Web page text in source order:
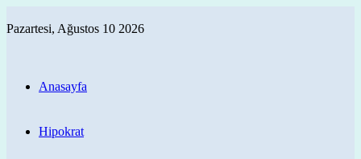
Pazartesi, Ağustos 10 2026
Anasayfa
Hipokrat